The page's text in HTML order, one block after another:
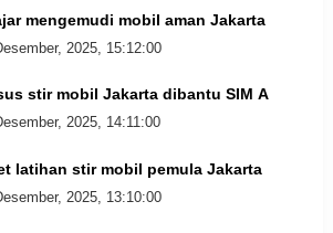
mengemudi mobil aman Jakarta
2025, 15:12:00
stir mobil Jakarta dibantu SIM A
2025, 14:11:00
latihan stir mobil pemula Jakarta
2025, 13:10:00